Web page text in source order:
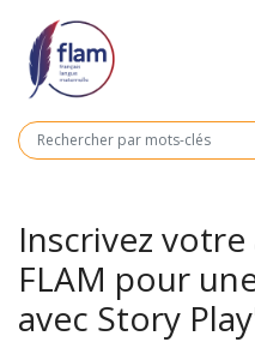
contenu
principal
Inscrivez
FLAM pour
avec Story